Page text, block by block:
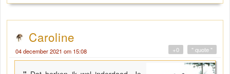
Caroline
04 december 2021 om 15:08 " quote "
+0